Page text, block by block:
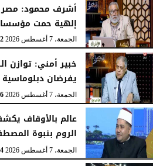
الجمعة، 7 أغسطس 2026 10:15 مـ
أشرف محمود: مصر
إلهية حمت
الجمعة، 7 أغسطس 2026
خبير أمني: توازن
يفرضان دبلوماسية
الجمعة، 7 أغسطس 2026
عالم بالأوقاف
الروم بنبوة
الجمعة، 7 أغسطس 2026